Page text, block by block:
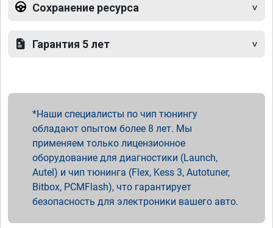
Сохранение ресурса
Гарантия 5 лет
Наши специалисты по чип тюнингу
обладают опытом более 8 лет. Мы
применяем только лицензионное
оборудование для диагностики (Launch,
Autel) и чип тюнинга (Flex, Kess 3, Autotuner,
Bitbox, PCMFlash), что гарантирует
безопасность для электроники вашего авто.